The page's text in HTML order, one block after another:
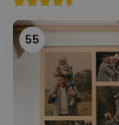
55